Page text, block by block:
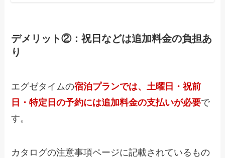
デメリット②：祝日などは追加料金の負担あ
り
エグゼタイムの宿泊プランでは、土曜日・祝前
日・特定日の予約には追加料金の支払いが必要で
す。
カタログの注意事項ページに記載されているもの